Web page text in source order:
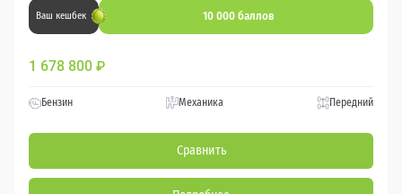
Ваш кешбек 10 000 баллов
1 678 800 ₽
Бензин Механика Передний
Сравнить